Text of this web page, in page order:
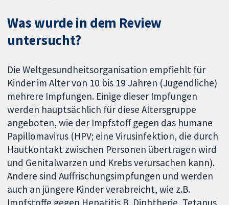
Was wurde in dem Review
untersucht?
Die Weltgesundheitsorganisation empfiehlt für
Kinder im Alter von 10 bis 19 Jahren (Jugendliche)
mehrere Impfungen. Einige dieser Impfungen
werden hauptsächlich für diese Altersgruppe
angeboten, wie der Impfstoff gegen das humane
Papillomavirus (HPV; eine Virusinfektion, die durch
Hautkontakt zwischen Personen übertragen wird
und Genitalwarzen und Krebs verursachen kann).
Andere sind Auffrischungsimpfungen und werden
auch an jüngere Kinder verabreicht, wie z.B.